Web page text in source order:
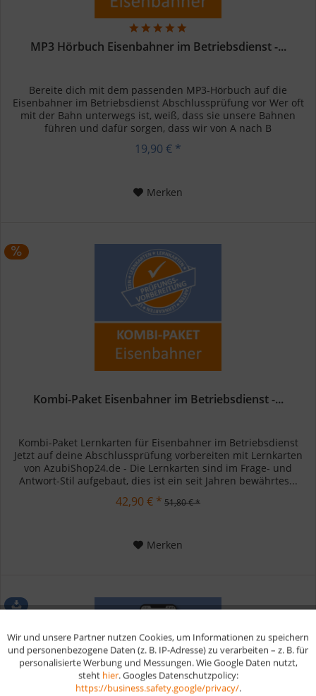
MP3 Hörbuch Eisenbahner im Betriebsdienst -...
Bereite dich mit dem passenden MP3-Hörbuch auf die
Eisenbahner im Betriebsdienst Abschlussprüfung vor Wer oft
mit der Bahn unterwegs ist, weiß, dass sie unsere Bahnen
führen und dafür sorgen, dass wir von A nach B
kommen. Eisenbahner,...
19,90 € *
Merken
Kombi-Paket Eisenbahner im Betriebsdienst -...
Kombi-Paket Lernkarten für Eisenbahner im Betriebsdienst
Jetzt auf deine Abschlussprüfung vorbereiten mit Lernkarten
von AzubiShop24.de - Die Lernkarten sind im Frage- und
Antwort-Stil aufgebaut, dies ist ein seit Jahren bewährtes...
42,90 € * 51,80 € *
Merken
Funktionale Aktiv
Aktiv
Wir und unsere Partner nutzen Cookies, um Informationen zu speichern
und personenbezogene Daten (z. B. IP-Adresse) zu verarbeiten – z. B. für
personalisierte Werbung und Messungen. Wie Google Daten nutzt,
steht hier. Googles Datenschutzpolicy:
https://business.safety.google/privacy/.